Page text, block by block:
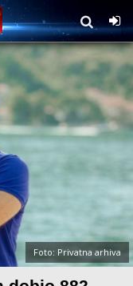
Foto: Privatna arhiva